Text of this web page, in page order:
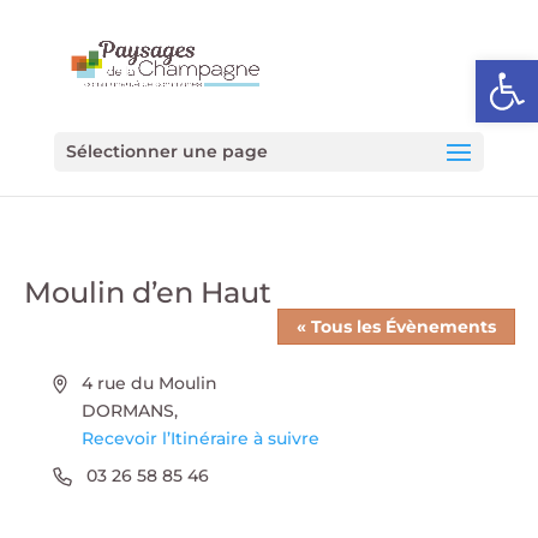
Ouvrir
Sélectionner une page
Moulin d’en Haut
« Tous les Évènements
Adresse
4 rue du Moulin
DORMANS,
Recevoir l’Itinéraire à suivre
Téléphone
03 26 58 85 46